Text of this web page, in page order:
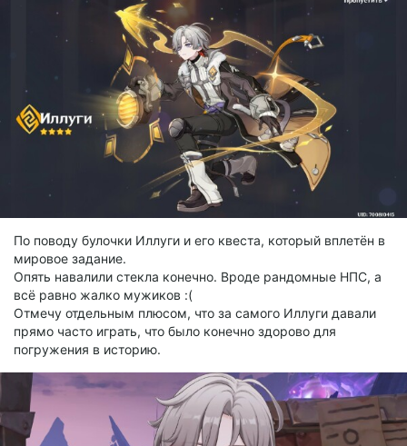
По поводу булочки Иллуги и его квеста, который вплетён в
мировое задание.
Опять навалили стекла конечно. Вроде рандомные НПС, а
всё равно жалко мужиков :(
Отмечу отдельным плюсом, что за самого Иллуги давали
прямо часто играть, что было конечно здорово для
погружения в историю.